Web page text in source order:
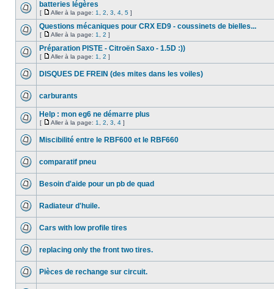
batteries légères
[ Aller à la page: 1 2 3 4 5 ]
Questions mécaniques pour CRX ED9 - coussinets de bielles...
[ Aller à la page: 1 2 ]
Préparation PISTE - Citroën Saxo - 1.5D :))
[ Aller à la page: 1 2 ]
DISQUES DE FREIN (des mites dans les voiles)
carburants
Help : mon eg6 ne démarre plus
[ Aller à la page: 1 2 3 4 ]
Miscibilité entre le RBF600 et le RBF660
comparatif pneu
Besoin d'aide pour un pb de quad
Radiateur d'huile.
Cars with low profile tires
replacing only the front two tires.
Pièces de rechange sur circuit.